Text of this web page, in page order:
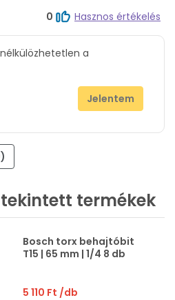
0
Hasznos értékelés
a
Jelentem
termékek
Bosch torx behajtóbit
T15 | 65 mm | 1/4 8 db
5 110 Ft /db